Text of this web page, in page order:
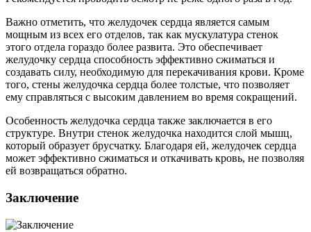
Важно отметить, что желудочек сердца является самым
мощным из всех его отделов, так как мускулатура стенок
этого отдела гораздо более развита. Это обеспечивает
желудочку сердца способность эффективно сжиматься и
создавать силу, необходимую для перекачивания крови. Кроме
того, стены желудочка сердца более толстые, что позволяет
ему справляться с высоким давлением во время сокращений.
Особенность желудочка сердца также заключается в его
структуре. Внутри стенок желудочка находится слой мышц,
который образует брусчатку. Благодаря ей, желудочек сердца
может эффективно сжиматься и откачивать кровь, не позволяя
ей возвращаться обратно.
Заключение